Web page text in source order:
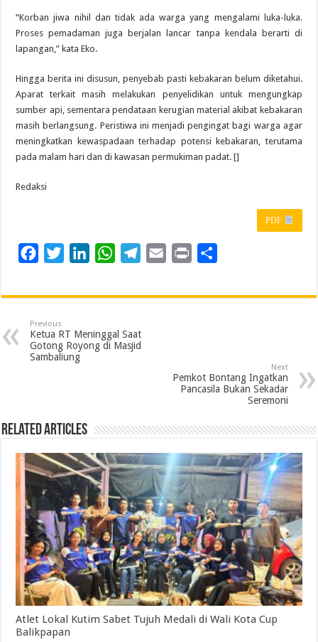
“Korban jiwa nihil dan tidak ada warga yang mengalami luka-luka.
Proses pemadaman juga berjalan lancar tanpa kendala berarti di
lapangan,” kata Eko.
Hingga berita ini disusun, penyebab pasti kebakaran belum diketahui.
Aparat terkait masih melakukan penyelidikan untuk mengungkap
sumber api, sementara pendataan kerugian material akibat kebakaran
masih berlangsung. Peristiwa ini menjadi pengingat bagi warga agar
meningkatkan kewaspadaan terhadap potensi kebakaran, terutama
pada malam hari dan di kawasan permukiman padat. []
Redaksi
PDF
c
b
o
i
t
e
n
e
d
W
a
s
A
l
g
a
i
a
Previous
Ketua RT Meninggal Saat
Gotong Royong di Masjid
Sambaliung
Next
Pemkot Bontang Ingatkan
Pancasila Bukan Sekadar
Seremoni
Related Articles
Atlet Lokal Kutim Sabet Tujuh Medali di Wali Kota Cup
Balikpapan